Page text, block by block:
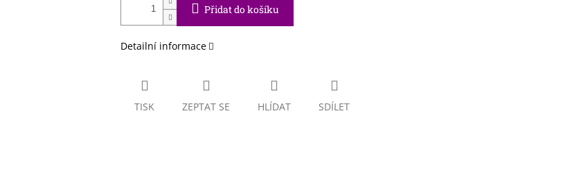
Přidat do košíku
Detailní informace
TISK ZEPTAT SE HLÍDAT SDÍLET